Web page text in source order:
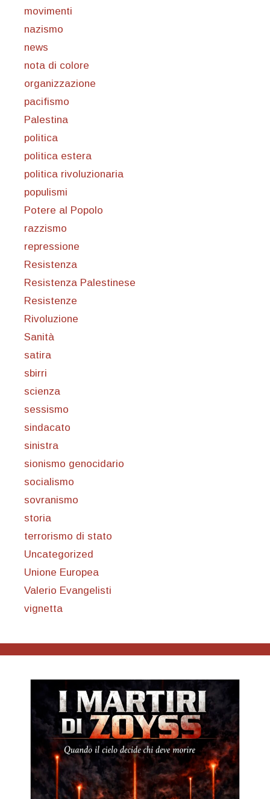
movimenti
nazismo
news
nota di colore
organizzazione
pacifismo
Palestina
politica
politica estera
politica rivoluzionaria
populismi
Potere al Popolo
razzismo
repressione
Resistenza
Resistenza Palestinese
Resistenze
Rivoluzione
Sanità
satira
sbirri
scienza
sessismo
sindacato
sinistra
sionismo genocidario
socialismo
sovranismo
storia
terrorismo di stato
Uncategorized
Unione Europea
Valerio Evangelisti
vignetta